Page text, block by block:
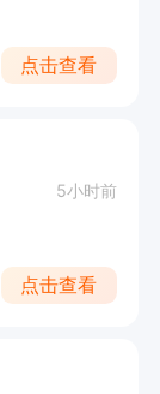
点击查看
5小时前
点击查看